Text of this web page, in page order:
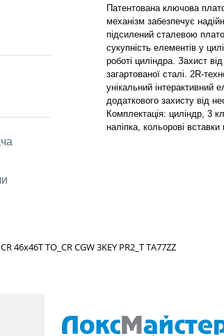
Патентована ключова
механізм забезпечує
підсилений сталевою
сукупність елементів у
роботі циліндра. Захист
загартованої сталі. 2R-
унікальний інтерактивний
додаткового захисту від
Комплектація: циліндр, 3
наліпка, кольорові
46x46T TO_CR CGW 3KEY PR2_T TA77ZZ